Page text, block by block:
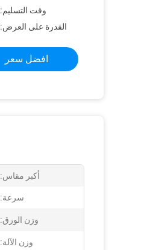
وقت التسليم:
القدرة على العرض:
افضل سعر
أكبر مقاس:
سرعة:
وزن الورق:
وزن الآلة: